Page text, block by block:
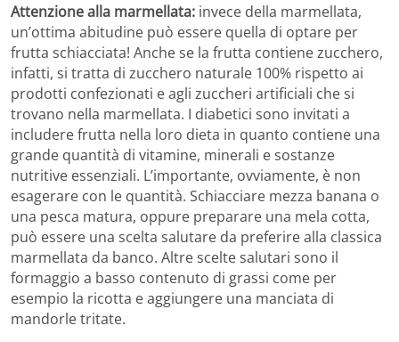
Attenzione alla marmellata: invece della marmellata,
un’ottima abitudine può essere quella di optare per
frutta schiacciata! Anche se la frutta contiene zucchero,
infatti, si tratta di zucchero naturale 100% rispetto ai
prodotti confezionati e agli zuccheri artificiali che si
trovano nella marmellata. I diabetici sono invitati a
includere frutta nella loro dieta in quanto contiene una
grande quantità di vitamine, minerali e sostanze
nutritive essenziali. L’importante, ovviamente, è non
esagerare con le quantità. Schiacciare mezza banana o
una pesca matura, oppure preparare una mela cotta,
può essere una scelta salutare da preferire alla classica
marmellata da banco. Altre scelte salutari sono il
formaggio a basso contenuto di grassi come per
esempio la ricotta e aggiungere una manciata di
mandorle tritate.